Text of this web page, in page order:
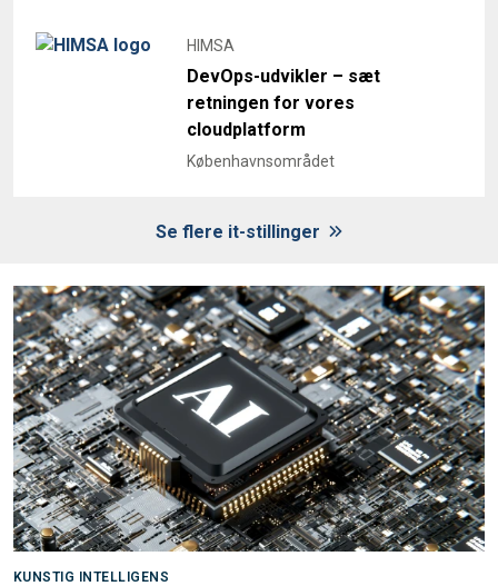
HIMSA
DevOps-udvikler – sæt
retningen for vores
cloudplatform
Københavnsområdet
Se flere it-stillinger
KUNSTIG INTELLIGENS